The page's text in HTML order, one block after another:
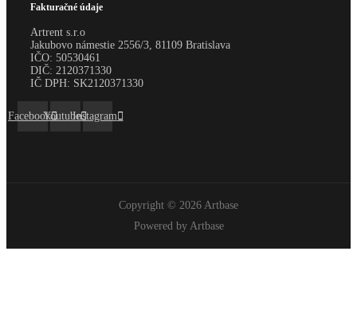
Fakturačné údaje
Artrent s.r.o
Jakubovo námestie 2556/3, 81109 Bratislava
IČO: 50530461
DIČ: 2120371330
IČ DPH: SK2120371330
FacebookYoutubeInstagram
Copyright © 2026 Artbase
Powered by Artbase